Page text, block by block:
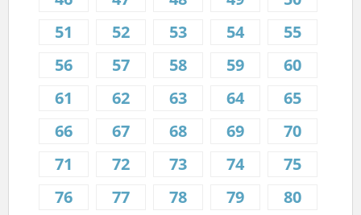
51
52 53 54
55
56
57 58 59
60
61
62 63 64
65
66
67 68 69
70
71
72 73 74
75
76
77 78 79
80